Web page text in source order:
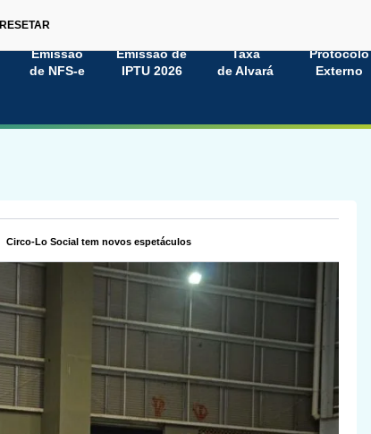
Emissão
de NFS-e
Emissão de
IPTU 2026
Taxa
de Alvará
Protocolo
Externo
RESETAR
Circo-Lo Social tem novos espetáculos